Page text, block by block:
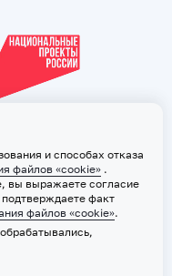
и способах отказа
файлов «cookie» .
вы выражаете согласие
факт
файлов «cookie».